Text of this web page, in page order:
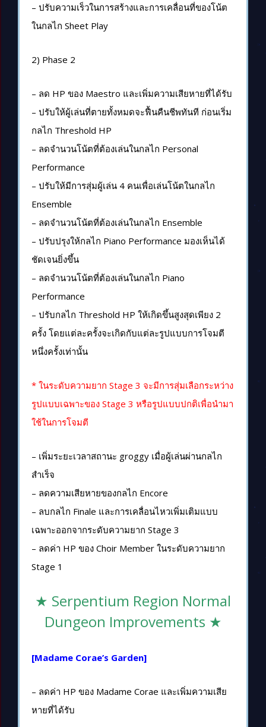
– ปรับความเร็วในการสร้างและการเคลื่อนที่ของโน้ต
ในกลไก Sheet Play
2) Phase 2
– ลด HP ของ Maestro และเพิ่มความเสียหายที่ได้รับ
– ปรับให้ผู้เล่นที่ตายทั้งหมดจะฟื้นคืนชีพทันที ก่อนเริ่ม
กลไก Threshold HP
– ลดจำนวนโน้ตที่ต้องเล่นในกลไก Personal
Performance
– ปรับให้มีการสุ่มผู้เล่น 4 คนเพื่อเล่นโน้ตในกลไก
Ensemble
– ลดจำนวนโน้ตที่ต้องเล่นในกลไก Ensemble
– ปรับปรุงให้กลไก Piano Performance มองเห็นได้
ชัดเจนยิ่งขึ้น
– ลดจำนวนโน้ตที่ต้องเล่นในกลไก Piano
Performance
– ปรับกลไก Threshold HP ให้เกิดขึ้นสูงสุดเพียง 2
ครั้ง โดยแต่ละครั้งจะเกิดกับแต่ละรูปแบบการโจมตี
หนึ่งครั้งเท่านั้น
* ในระดับความยาก Stage 3 จะมีการสุ่มเลือกระหว่าง
รูปแบบเฉพาะของ Stage 3 หรือรูปแบบปกติเพื่อนำมา
ใช้ในการโจมตี
– เพิ่มระยะเวลาสถานะ groggy เมื่อผู้เล่นผ่านกลไก
สำเร็จ
– ลดความเสียหายของกลไก Encore
– ลบกลไก Finale และการเคลื่อนไหวเพิ่มเติมแบบ
เฉพาะออกจากระดับความยาก Stage 3
– ลดค่า HP ของ Choir Member ในระดับความยาก
Stage 1
★ Serpentium Region Normal
Dungeon Improvements ★
[Madame Corae’s Garden]
– ลดค่า HP ของ Madame Corae และเพิ่มความเสีย
หายที่ได้รับ